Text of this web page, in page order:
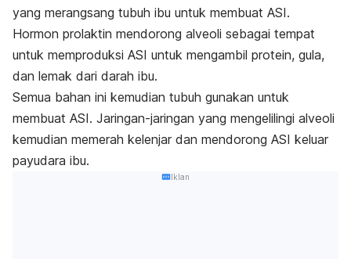
yang merangsang tubuh ibu untuk membuat ASI.
Hormon prolaktin mendorong alveoli sebagai tempat
untuk memproduksi ASI untuk mengambil protein, gula,
dan lemak dari darah ibu.
Semua bahan ini kemudian tubuh gunakan untuk
membuat ASI. Jaringan-jaringan yang mengelilingi alveoli
kemudian memerah kelenjar dan mendorong ASI keluar
payudara ibu.
Iklan